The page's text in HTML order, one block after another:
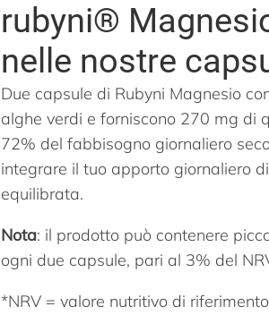
rubyni®
nelle nostre
Due capsule di Rubyni Magnesio
alghe verdi e forniscono 270 mg di
72% del fabbisogno giornaliero
integrare il tuo apporto giornaliero
equilibrata.
Nota: il prodotto può contenere
ogni due capsule, pari al 3% del
*NRV = valore nutritivo di